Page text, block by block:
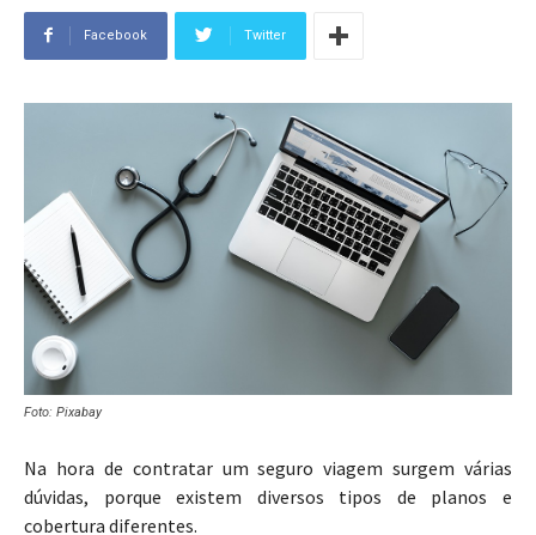
Facebook Twitter
Foto: Pixabay
Na hora de contratar um seguro viagem surgem várias
dúvidas, porque existem diversos tipos de planos e
cobertura diferentes.